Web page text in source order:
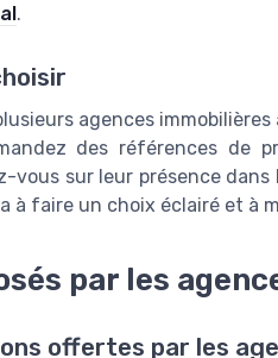
.
agences
des références de
sur leur présence dans
à faire un choix éclairé et à
par les
offertes par les